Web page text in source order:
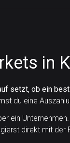
in
setzt, ob ein
du eine
ein
direkt mit der